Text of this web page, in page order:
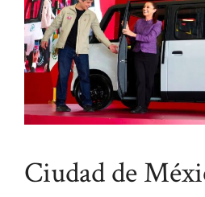
Ciudad de